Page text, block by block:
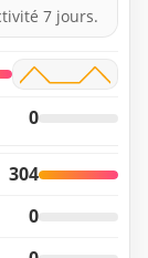
7 jours.
0
304
0